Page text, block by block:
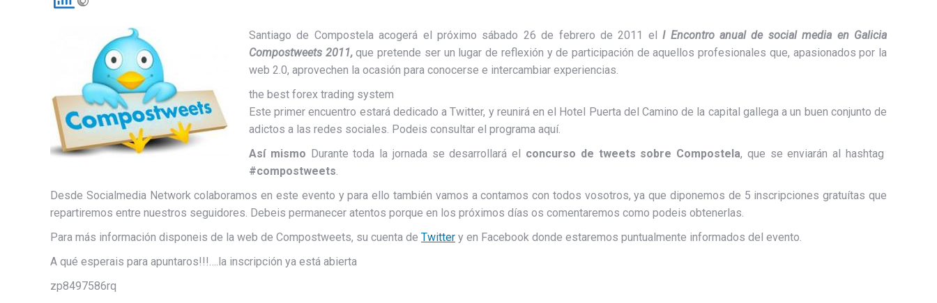
Santiago de Compostela acogerá el próximo sábado 26 de febrero de 2011 el I Encontro anual de social media en Galicia
Compostweets 2011,que pretende ser un lugar de reflexión y de participación de aquellos profesionales que, apasionados por la
web 2.0, aprovechen la ocasión para conocerse e intercambiar experiencias.
the best forex trading system
Este primer encuentro estará dedicado a Twitter, y reunirá en el Hotel Puerta del Camino de la capital gallega a un buen conjunto de
adictos a las redes sociales. Podeis consultar el programa aquí.
Así mismo Durante toda la jornada se desarrollará el concurso de tweets sobre Compostela, que se enviarán al hashtag
#compostweets.
Desde Socialmedia Network colaboramos en este evento y para ello también vamos a contamos con todos vosotros, ya que diponemos de 5 inscripciones gratuítas que
repartiremos entre nuestros seguidores. Debeis permanecer atentos porque en los próximos días os comentaremos como podeis obtenerlas.
Para más información disponeis de la web de Compostweets, su cuenta de Twitter y en Facebook donde estaremos puntualmente informados del evento.
A qué esperais para apuntaros!!!….la inscripción ya está abierta
zp8497586rq